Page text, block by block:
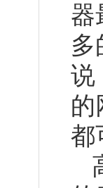
器
多
说
的
都